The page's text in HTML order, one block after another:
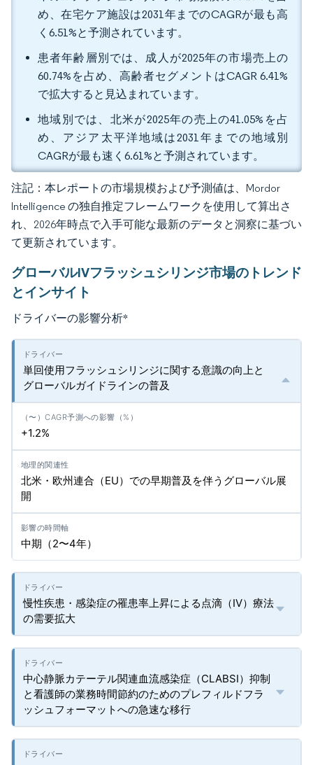
め、在宅ケア施設は2031年までのCAGRが最も高
く6.51%と予測されています。
患者年齢層別では、成人が2025年の市場売上の
60.74%を占め、高齢者セグメントはCAGR 6.41%
で拡大すると見込まれています。
地域別では、北米が2025年の売上の41.05%を占
め、アジア太平洋地域は2031年までの地域別
CAGRが最も速く6.61%と予測されています。
注記：本レポートの市場規模および予測値は、Mordor
Intelligence の独自推定フレームワークを使用して算出さ
れ、2026年時点で入手可能な最新のデータと洞察に基づい
て更新されています。
グローバルIVフラッシュシリンジ市場のトレンド
とインサイト
ドライバーの影響分析*
単回使用フラッシュシリンジに関する意識の向上と
グローバルガイドラインの普及
+1.2%
北米・欧州連合（EU）での早期普及を伴うグローバル展
開
中期（2〜4年）
慢性疾患・感染症の罹患率上昇による点滴（IV）療法
の需要拡大
中心静脈カテーテル関連血流感染症（CLABSI）抑制
と看護師の業務時間節約のためのプレフィルドフラ
ッシュフォーマットへの急速な移行